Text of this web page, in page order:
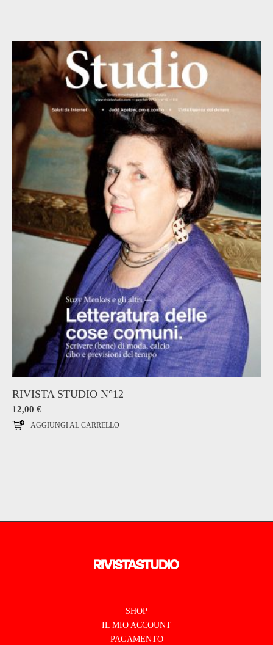
RIVISTA STUDIO N°12
12,00 €
AGGIUNGI AL CARRELLO
SHOP
IL MIO ACCOUNT
PAGAMENTO